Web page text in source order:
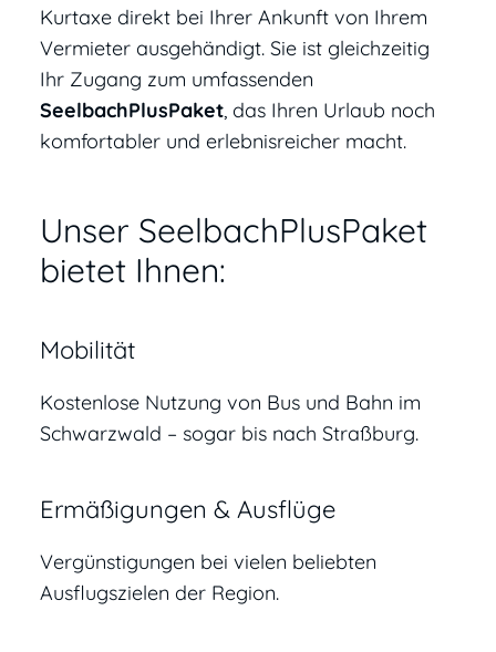
Kurtaxe direkt bei Ihrer Ankunft von Ihrem
Vermieter ausgehändigt. Sie ist gleichzeitig
Ihr Zugang zum umfassenden
SeelbachPlusPaket, das Ihren Urlaub noch
komfortabler und erlebnisreicher macht.
Unser SeelbachPlusPaket
bietet Ihnen:
Mobilität
Kostenlose Nutzung von Bus und Bahn im
Schwarzwald – sogar bis nach Straßburg.
Ermäßigungen & Ausflüge
Vergünstigungen bei vielen beliebten
Ausflugszielen der Region.